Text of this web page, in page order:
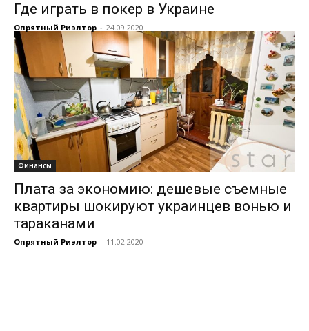
Где играть в покер в Украине
Опрятный Риэлтор - 24.09.2020
Финансы
Плата за экономию: дешевые съемные
квартиры шокируют украинцев вонью и
тараканами
Опрятный Риэлтор - 11.02.2020